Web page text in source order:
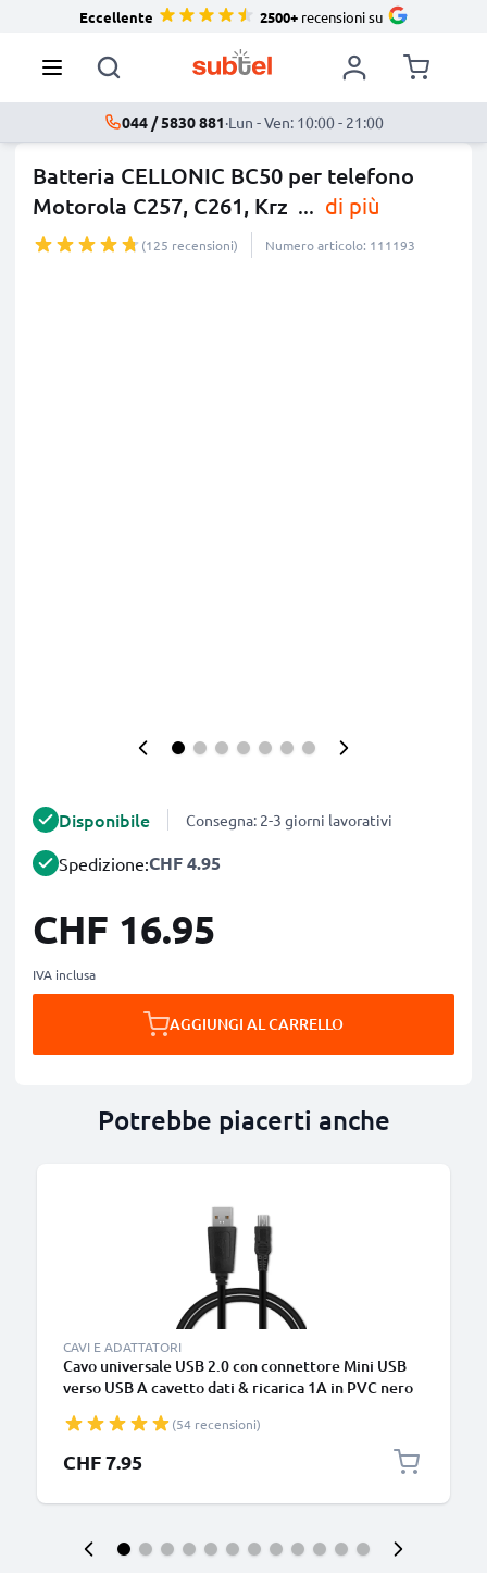
Eccellente 2500+recensioni su
044 / 5830 881·Lun - Ven: 10:00 - 21:00
Batteria CELLONIC BC50 per telefono
Motorola C257, C261, Krz ... di più
(125 recensioni) Numero articolo: 111193
Disponibile Consegna: 2-3 giorni lavorativi
Spedizione:CHF 4.95
CHF 16.95
IVA inclusa
AGGIUNGI AL CARRELLO
Potrebbe piacerti anche
CAVI E ADATTATORI
Cavo universale USB 2.0 con connettore Mini USB
verso USB A cavetto dati & ricarica 1A in PVC nero
(54 recensioni)
CHF 7.95